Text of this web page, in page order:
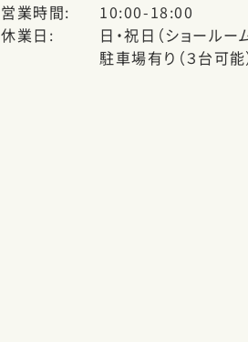
営業時間
10:00-18:00
休業日
日・祝日（ショールー
駐車場有り（３台可能